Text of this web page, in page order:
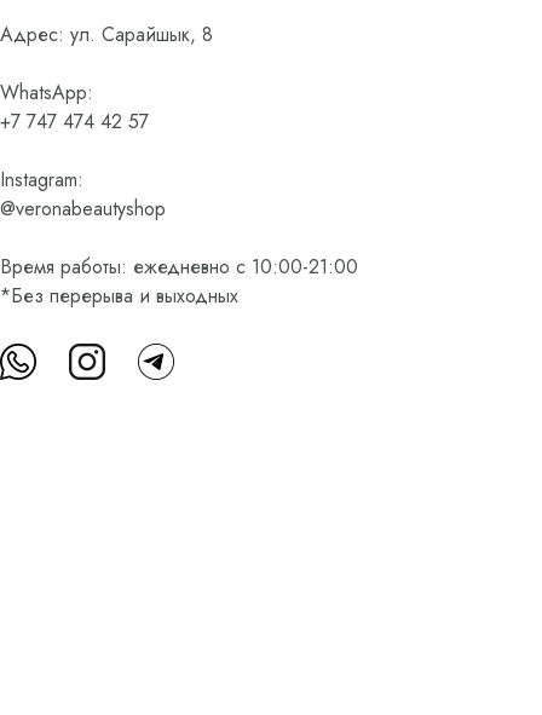
Адрес: ул. Сарайшык, 8
WhatsApp:
+7 747 474 42 57
Instagram:
@veronabeautyshop
Время работы: ежедневно с 10:00-21:00
*Без перерыва и выходных